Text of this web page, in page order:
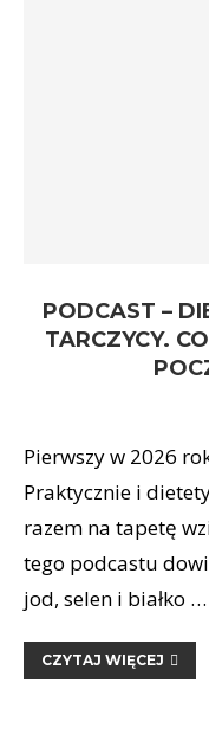
PODCAST –
TARCZYCY.
Pierwszy w 2026
Praktycznie i
razem na tapetę
tego podcastu
jod, selen i białko …
CZYTAJ WIĘCEJ